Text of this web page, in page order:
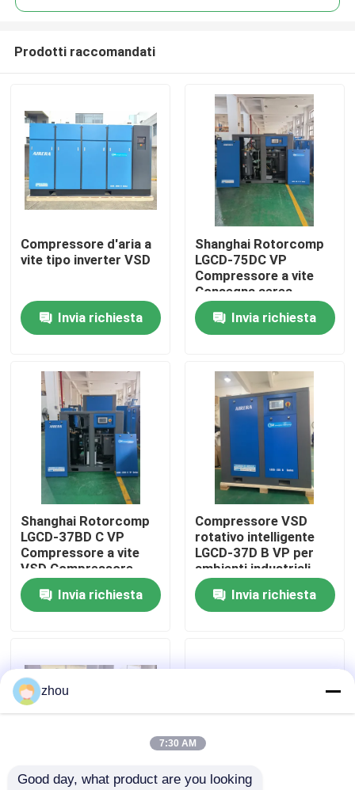
Casa
Prodotti
Video
Circa noi
Giro della fabbrica
Controllo di qualità
Notizie
Richieda una citazione
Prodotti raccomandati
Compressore d'aria a
vite tipo inverter VSD
Invia richiesta
Shanghai Rotorcomp
LGCD-75DC VP
Compressore a vite
Consegna aerea
gratuita
Invia richiesta
Shanghai Rotorcomp
LGCD-37BD C VP
Compressore a vite
VSD Compressore
rotativo per condizioni
di alta umidità
Invia richiesta
Compressore VSD
rotativo intelligente
LGCD-37D B VP per
ambienti industriali
esigenti
Invia richiesta
zhou
7:30 AM
Good day, what product are you looking